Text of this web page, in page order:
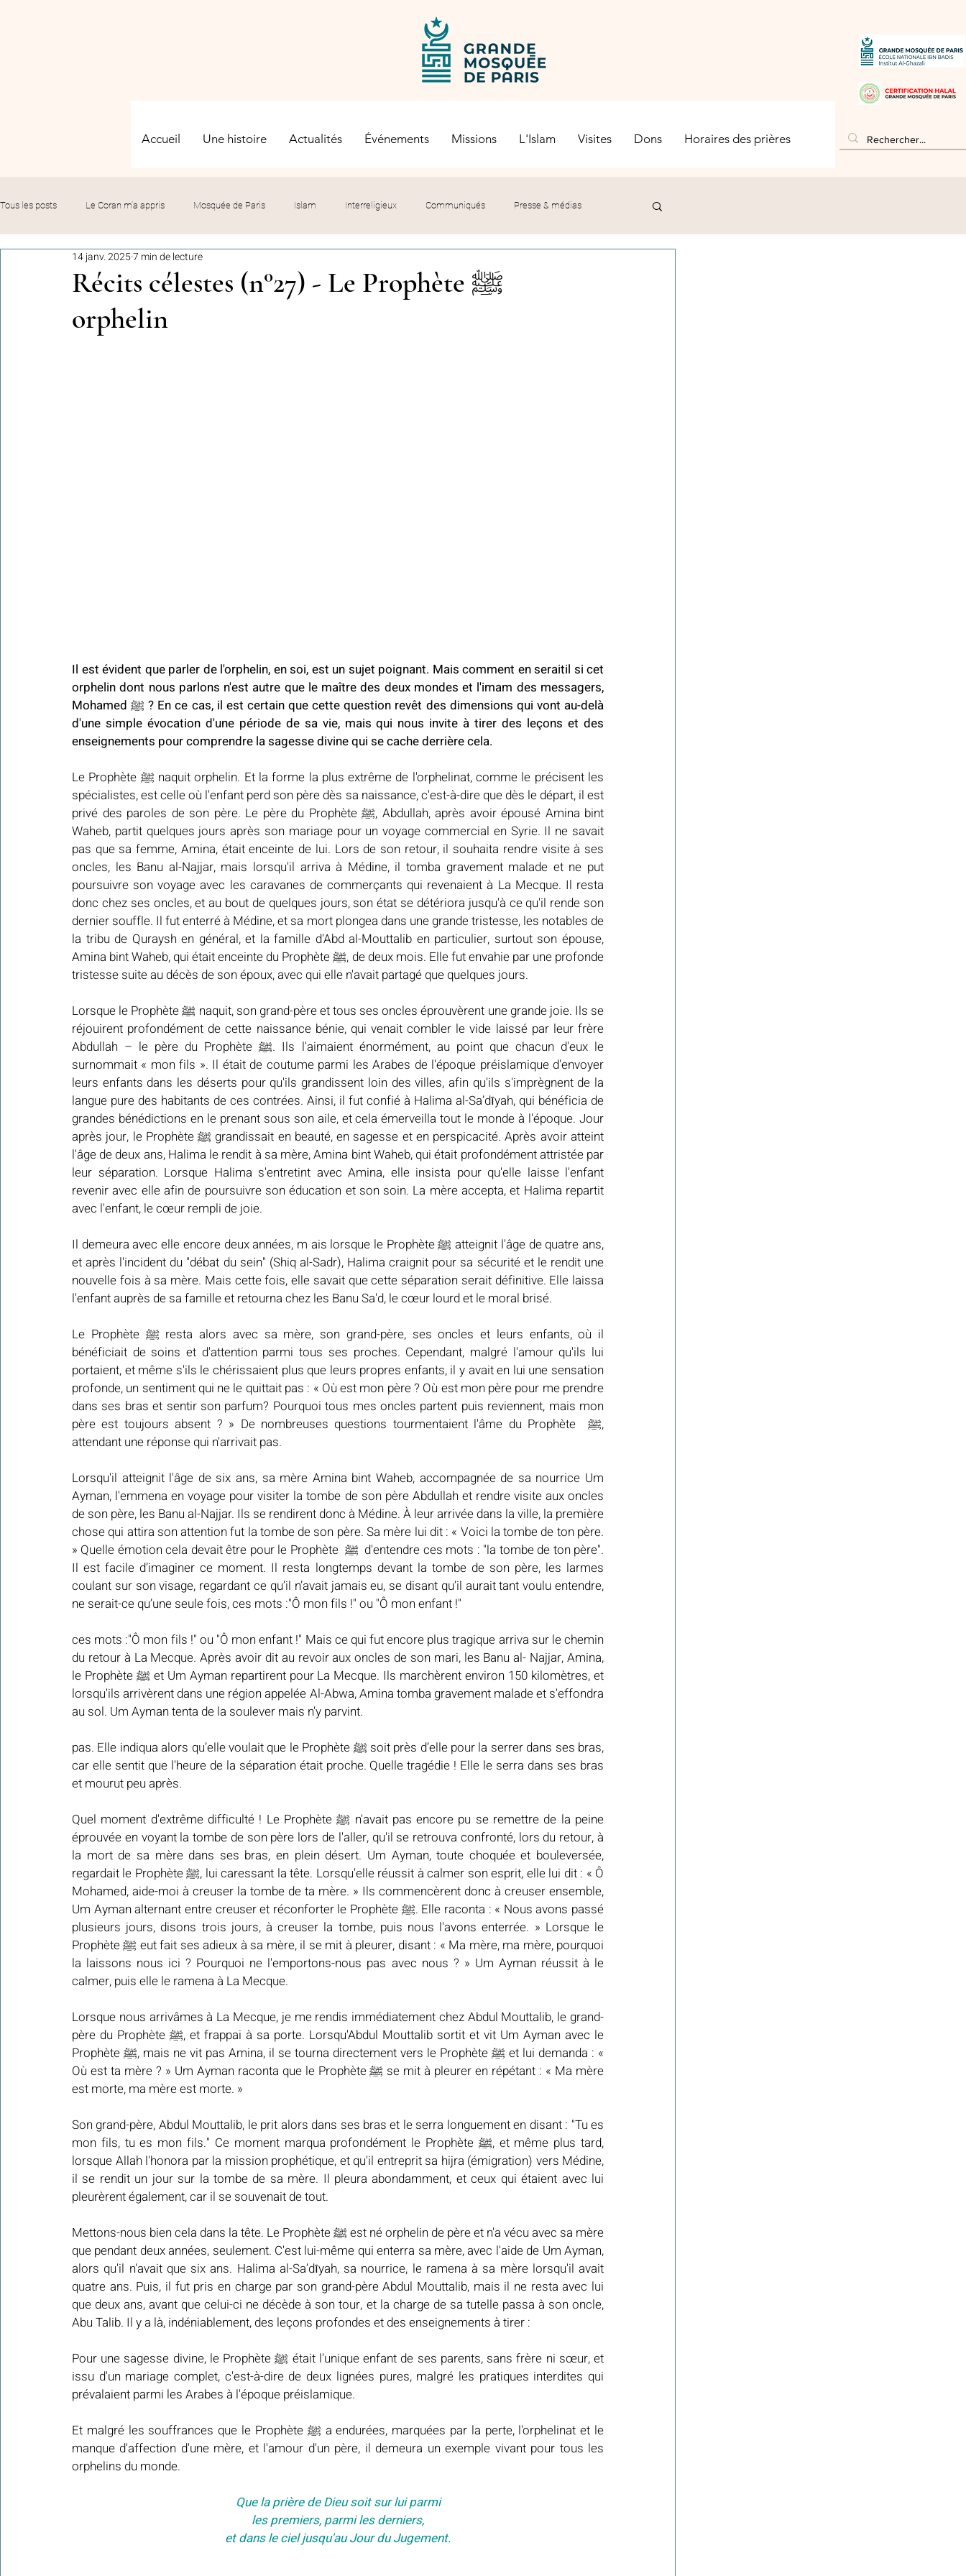
Accueil Une histoire Actualités Événements Missions L'Islam Visites Dons Horaires des prières
Tous les posts Le Coran m’a appris Mosquée de Paris Islam Interreligieux Communiqués Presse & médias
Evénements Solidarité Formation
commémorations Hommage
Récits célestes (n°27) - Le Prophète ﷺ
orphelin
14 janv. 20257 min de lecture
Il est évident que parler de l'orphelin, en soi, est un sujet poignant. Mais comment en seraitil si cet
orphelin dont nous parlons n'est autre que le maître des deux mondes et l'imam des messagers,
Mohamed
ﷺ ? En ce cas, il est certain que cette question revêt des dimensions qui vont au-delà
d'une simple évocation d'une période de sa vie, mais qui nous invite à tirer des leçons et des
enseignements pour comprendre la sagesse divine qui se cache derrière cela.
Le Prophète ﷺ naquit orphelin. Et la forme la plus extrême de l'orphelinat, comme le précisent les
spécialistes, est celle où l'enfant perd son père dès sa naissance, c'est-à-dire que dès le départ, il est
privé des paroles de son père. Le père du Prophète ﷺ, Abdullah, après avoir épousé Amina bint
Waheb, partit quelques jours après son mariage pour un voyage commercial en Syrie. Il ne savait
pas que sa femme, Amina, était enceinte de lui. Lors de son retour, il souhaita rendre visite à ses
oncles, les Banu al-Najjar, mais lorsqu'il arriva à Médine, il tomba gravement malade et ne put
poursuivre son voyage avec les caravanes de commerçants qui revenaient à La Mecque. Il resta
donc chez ses oncles, et au bout de quelques jours, son état se détériora jusqu'à ce qu'il rende son
dernier souffle. Il fut enterré à Médine, et sa mort plongea dans une grande tristesse, les notables de
la tribu de Quraysh en général, et la famille d'Abd al-Mouttalib en particulier, surtout son épouse,
Amina bint Waheb, qui était enceinte du Prophète ﷺ, de deux mois. Elle fut envahie par une profonde
tristesse suite au décès de son époux, avec qui elle n'avait partagé que quelques jours.
Lorsque le Prophète ﷺ naquit, son grand-père et tous ses oncles éprouvèrent une grande joie. Ils se
réjouirent profondément de cette naissance bénie, qui venait combler le vide laissé par leur frère
Abdullah – le père du Prophète ﷺ. Ils l'aimaient énormément, au point que chacun d'eux le
surnommait « mon fils ». Il était de coutume parmi les Arabes de l'époque préislamique d'envoyer
leurs enfants dans les déserts pour qu'ils grandissent loin des villes, afin qu'ils s'imprègnent de la
langue pure des habitants de ces contrées. Ainsi, il fut confié à Halima al-Sa’dīyah, qui bénéficia de
grandes bénédictions en le prenant sous son aile, et cela émerveilla tout le monde à l'époque. Jour
après jour, le Prophète ﷺ grandissait en beauté, en sagesse et en perspicacité. Après avoir atteint
l'âge de deux ans, Halima le rendit à sa mère, Amina bint Waheb, qui était profondément attristée par
leur séparation. Lorsque Halima s'entretint avec Amina, elle insista pour qu'elle laisse l'enfant
revenir avec elle afin de poursuivre son éducation et son soin. La mère accepta, et Halima repartit
avec l'enfant, le cœur rempli de joie.
Il demeura avec elle encore deux années, m ais lorsque le Prophète ﷺ atteignit l'âge de quatre ans,
et après l'incident du "débat du sein" (Shiq al-Sadr), Halima craignit pour sa sécurité et le rendit une
nouvelle fois à sa mère. Mais cette fois, elle savait que cette séparation serait définitive. Elle laissa
l'enfant auprès de sa famille et retourna chez les Banu Sa'd, le cœur lourd et le moral brisé.
Le Prophète ﷺ resta alors avec sa mère, son grand-père, ses oncles et leurs enfants, où il
bénéficiait de soins et d'attention parmi tous ses proches. Cependant, malgré l'amour qu'ils lui
portaient, et même s'ils le chérissaient plus que leurs propres enfants, il y avait en lui une sensation
profonde, un sentiment qui ne le quittait pas : « Où est mon père ? Où est mon père pour me prendre
dans ses bras et sentir son parfum? Pourquoi tous mes oncles partent puis reviennent, mais mon
père est toujours absent ? » De nombreuses questions tourmentaient l'âme du Prophète  ﷺ,
attendant une réponse qui n'arrivait pas.
Lorsqu'il atteignit l'âge de six ans, sa mère Amina bint Waheb, accompagnée de sa nourrice Um
Ayman, l'emmena en voyage pour visiter la tombe de son père Abdullah et rendre visite aux oncles
de son père, les Banu al-Najjar. Ils se rendirent donc à Médine. À leur arrivée dans la ville, la première
chose qui attira son attention fut la tombe de son père. Sa mère lui dit : « Voici la tombe de ton père.
» Quelle émotion cela devait être pour le Prophète  ﷺ  d'entendre ces mots : "la tombe de ton père".
Il est facile d’imaginer ce moment. Il resta longtemps devant la tombe de son père, les larmes
coulant sur son visage, regardant ce qu’il n’avait jamais eu, se disant qu’il aurait tant voulu entendre,
ne serait-ce qu’une seule fois, ces mots :"Ô mon fils !" ou "Ô mon enfant !"
ces mots :"Ô mon fils !" ou "Ô mon enfant !" Mais ce qui fut encore plus tragique arriva sur le chemin
du retour à La Mecque. Après avoir dit au revoir aux oncles de son mari, les Banu al- Najjar, Amina,
le Prophète ﷺ et Um Ayman repartirent pour La Mecque. Ils marchèrent environ 150 kilomètres, et
lorsqu'ils arrivèrent dans une région appelée Al-Abwa, Amina tomba gravement malade et s'effondra
au sol. Um Ayman tenta de la soulever mais n'y parvint.
pas. Elle indiqua alors qu’elle voulait que le Prophète ﷺ soit près d’elle pour la serrer dans ses bras,
car elle sentit que l'heure de la séparation était proche. Quelle tragédie ! Elle le serra dans ses bras
et mourut peu après.
Quel moment d'extrême difficulté ! Le Prophète ﷺ n'avait pas encore pu se remettre de la peine
éprouvée en voyant la tombe de son père lors de l'aller, qu'il se retrouva confronté, lors du retour, à
la mort de sa mère dans ses bras, en plein désert. Um Ayman, toute choquée et bouleversée,
regardait le Prophète ﷺ, lui caressant la tête. Lorsqu'elle réussit à calmer son esprit, elle lui dit : « Ô
Mohamed, aide-moi à creuser la tombe de ta mère. » Ils commencèrent donc à creuser ensemble,
Um Ayman alternant entre creuser et réconforter le Prophète ﷺ. Elle raconta : « Nous avons passé
plusieurs jours, disons trois jours, à creuser la tombe, puis nous l'avons enterrée. » Lorsque le
Prophète ﷺ eut fait ses adieux à sa mère, il se mit à pleurer, disant : « Ma mère, ma mère, pourquoi
la laissons nous ici ? Pourquoi ne l'emportons-nous pas avec nous ? » Um Ayman réussit à le
calmer, puis elle le ramena à La Mecque.
Lorsque nous arrivâmes à La Mecque, je me rendis immédiatement chez Abdul Mouttalib, le grand-
père du Prophète ﷺ, et frappai à sa porte. Lorsqu'Abdul Mouttalib sortit et vit Um Ayman avec le
Prophète ﷺ, mais ne vit pas Amina, il se tourna directement vers le Prophète ﷺ et lui demanda : «
Où est ta mère ? » Um Ayman raconta que le Prophète ﷺ se mit à pleurer en répétant : « Ma mère
est morte, ma mère est morte. »
Son grand-père, Abdul Mouttalib, le prit alors dans ses bras et le serra longuement en disant : "Tu es
mon fils, tu es mon fils." Ce moment marqua profondément le Prophète ﷺ, et même plus tard,
lorsque Allah l'honora par la mission prophétique, et qu'il entreprit sa hijra (émigration) vers Médine,
il se rendit un jour sur la tombe de sa mère. Il pleura abondamment, et ceux qui étaient avec lui
pleurèrent également, car il se souvenait de tout.
Mettons-nous bien cela dans la tête. Le Prophète ﷺ est né orphelin de père et n'a vécu avec sa mère
que pendant deux années, seulement. C'est lui-même qui enterra sa mère, avec l'aide de Um Ayman,
alors qu'il n'avait que six ans. Halima al-Sa’dīyah, sa nourrice, le ramena à sa mère lorsqu'il avait
quatre ans. Puis, il fut pris en charge par son grand-père Abdul Mouttalib, mais il ne resta avec lui
que deux ans, avant que celui-ci ne décède à son tour, et la charge de sa tutelle passa à son oncle,
Abu Talib. Il y a là, indéniablement, des leçons profondes et des enseignements à tirer :
Pour une sagesse divine, le Prophète ﷺ était l'unique enfant de ses parents, sans frère ni sœur, et
issu d'un mariage complet, c'est-à-dire de deux lignées pures, malgré les pratiques interdites qui
prévalaient parmi les Arabes à l'époque préislamique.
Et malgré les souffrances que le Prophète ﷺ a endurées, marquées par la perte, l'orphelinat et le
manque d'affection d'une mère, et l'amour d'un père, il demeura un exemple vivant pour tous les
orphelins du monde.
Que la prière de Dieu soit sur lui parmi
les premiers, parmi les derniers,
et dans le ciel jusqu'au Jour du Jugement.